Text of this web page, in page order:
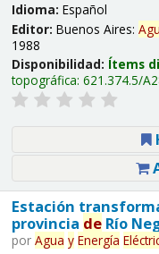
Idioma: Español
Editor: Buenos Aires:
1988
Disponibilidad: Ítems
topográfica: 621.374.5/
Estación
provincia deRío
por Agua y Energía